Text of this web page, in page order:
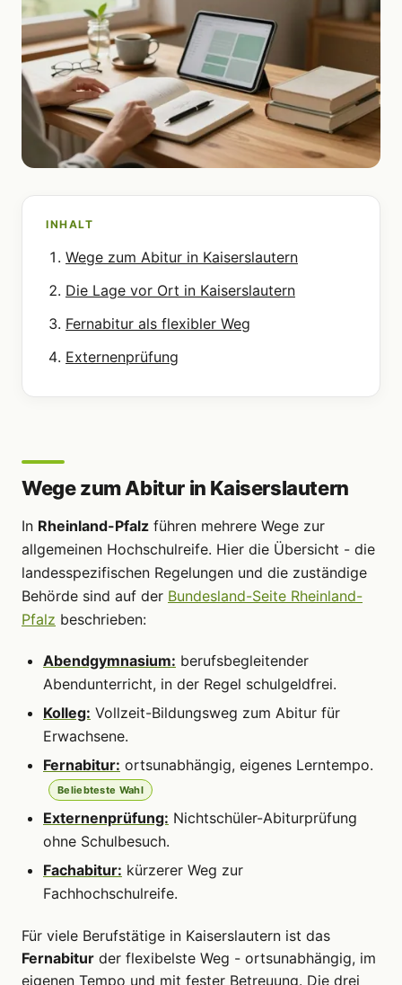
INHALT
Wege zum Abitur in Kaiserslautern
Die Lage vor Ort in Kaiserslautern
Fernabitur als flexibler Weg
Externenprüfung
Wege zum Abitur in Kaiserslautern
In Rheinland-Pfalz führen mehrere Wege zur
allgemeinen Hochschulreife. Hier die Übersicht - die
landesspezifischen Regelungen und die zuständige
Behörde sind auf der Bundesland-Seite Rheinland-
Pfalz beschrieben:
Abendgymnasium: berufsbegleitender
Abendunterricht, in der Regel schulgeldfrei.
Kolleg: Vollzeit-Bildungsweg zum Abitur für
Erwachsene.
Fernabitur: ortsunabhängig, eigenes Lerntempo.
Beliebteste Wahl
Externenprüfung: Nichtschüler-Abiturprüfung
ohne Schulbesuch.
Fachabitur: kürzerer Weg zur
Fachhochschulreife.
Für viele Berufstätige in Kaiserslautern ist das
Fernabitur der flexibelste Weg - ortsunabhängig, im
eigenen Tempo und mit fester Betreuung. Die drei